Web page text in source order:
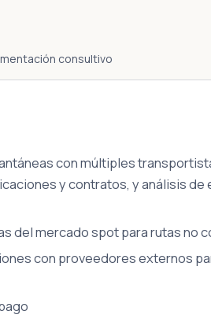
consultivo
con múltiples
y contratos, y análisis de
del mercado spot para rutas no
con proveedores externos